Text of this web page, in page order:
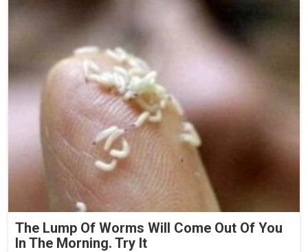
The Lump Of Worms Will Come Out Of You
In The Morning. Try It